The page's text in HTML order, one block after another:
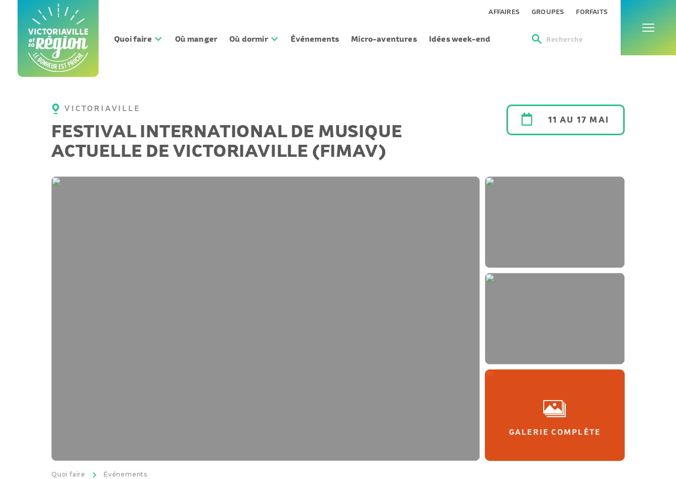
contenu
Menu
Quoi faire Où manger Où dormir Événements Micro-aventures Idées week-end
AFFAIRES GROUPES FORFAITS
Recherche
VICTORIAVILLE
FESTIVAL INTERNATIONAL DE MUSIQUE
ACTUELLE DE VICTORIAVILLE (FIMAV)
11 AU 17 MAI
GALERIE COMPLÈTE
Quoi faire >
Événements